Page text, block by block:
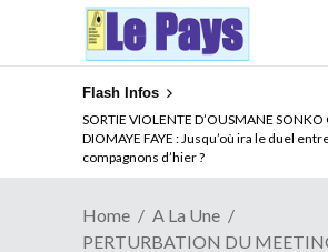
Flash Infos
SORTIE VIOLENTE D’OUSMANE
DIOMAYE FAYE : Jusqu’où ira le duel
compagnons d’hier ?
NOUVELLE ATTAQUE MEURTRIERE DES
Comment arrêter la spirale de la violence
Home
A La Une
PERTURBATION DU